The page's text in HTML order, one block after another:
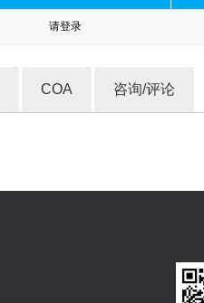
请登录
COA 咨询/评论